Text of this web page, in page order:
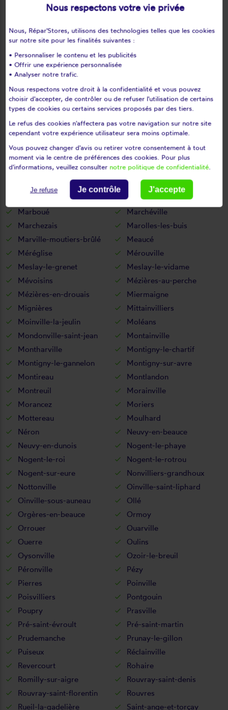
Le thieulin
Les autels-villevillon
Les corvées-les-yys
Les etilleux
Les pinthières
Léthuin
Levainville
Lèves
Logron
Loigny-la-bataille
Lormaye
Louville-la-chenard
Louvilliers-lès-perche
Lucé
Luigny
Luplanté
Luray
Lutz-en-dunois
Magny
Maintenon
Manou
Marboué
Marchéville
Marchezais
Marolles-les-buis
Marville-moutiers-brûlé
Meaucé
Méréglise
Mérouville
Meslay-le-grenet
Meslay-le-vidame
Mévoisins
Mézières-au-perche
Mézières-en-drouais
Miermaigne
Mignières
Mittainvilliers
Moinville-la-jeulin
Moléans
Mondonville-saint-jean
Montainville
Montharville
Montigny-le-chartif
Montigny-le-gannelon
Montigny-sur-avre
Montireau
Montlandon
Montreuil
Morainville
Morancez
Moriers
Mottereau
Moulhard
Néron
Neuvy-en-beauce
Neuvy-en-dunois
Nogent-le-phaye
Nogent-le-roi
Nogent-le-rotrou
Nogent-sur-eure
Nonvilliers-grandhoux
Nottonville
Oinville-saint-liphard
Oinville-sous-auneau
Ollé
Orgères-en-beauce
Ormoy
Orrouer
Ouarville
Ouerre
Oulins
Oysonville
Ozoir-le-breuil
Péronville
Pézy
Pierres
Poinville
Poisvilliers
Pontgouin
Poupry
Prasville
Pré-saint-évroult
Pré-saint-martin
Prudemanche
Prunay-le-gillon
Puiseux
Réclainville
Revercourt
Rohaire
Romilly-sur-aigre
Rouvray-saint-denis
Rouvray-saint-florentin
Rouvres
Rueil-la-gadelière
Saint-ange-et-torçay
Nous respectons votre vie privée
Nous, Répar'Stores, utilisons des technologies telles que les cookies
sur notre site pour les finalités suivantes :
• Personnaliser le contenu et les publicités
• Offrir une expérience personnalisée
• Analyser notre trafic.
Nous respectons votre droit à la confidentialité et vous pouvez
choisir d'accepter, de contrôler ou de refuser l'utilisation de certains
types de cookies ou certains services proposés par des tiers.
Le refus des cookies n'affectera pas votre navigation sur notre site
cependant votre expérience utilisateur sera moins optimale.
Vous pouvez changer d'avis ou retirer votre consentement à tout
moment via le centre de préférences des cookies. Pour plus
d'informations, veuillez consulter notre politique de confidentialité.
Je refuse Je contrôle J'accepte